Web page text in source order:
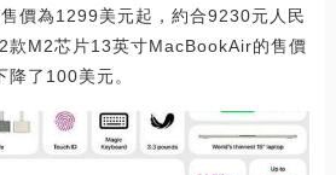
價為1299美元起，約合9230元人民
款M2芯片13英寸MacBookAir的售價
了100美元。